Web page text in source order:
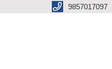
9857017097